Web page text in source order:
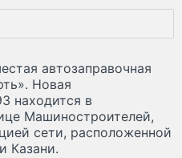
автозаправочная
Новая
находится в
Машиностроителей,
сети, расположенной
Казани.